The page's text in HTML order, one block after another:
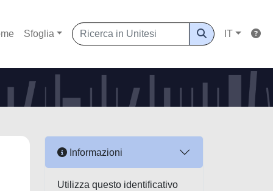
Sfoglia IT
Informazioni
Utilizza questo identificativo